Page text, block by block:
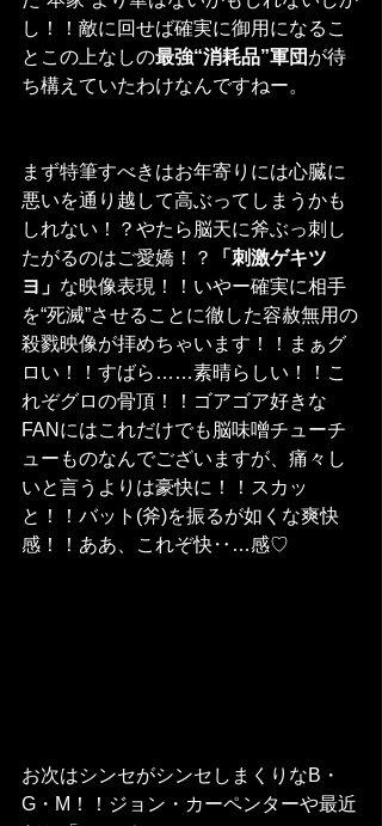
し！！敵に回せば確実に御用になるこ
とこの上なしの最強“消耗品”軍団 が待
ち構えていたわけなんですねー。
まず特筆すべきはお年寄りには心臓に
悪いを通り越して高ぶってしまうかも
しれない！？やたら脳天に斧ぶっ刺し
たがるのはご愛嬌！？
「刺激ゲキツ
ヨ」 な映像表現！！いやー確実に相手
を“死滅”させることに徹した容赦無用の
殺戮映像が拝めちゃいます！！まぁグ
ロい！！すばら……素晴らしい！！こ
れぞグロの骨頂！！ゴアゴア好きな
FANにはこれだけでも脳味噌チューチ
ューものなんでございますが、痛々し
いと言うよりは豪快に！！スカッ
と！！バット(斧)を振るが如くな爽快
感！！ああ、これぞ快‥…感♡
お次はシンセがシンセしまくりなB・
G・M！！ジョン・カーペンターや最近